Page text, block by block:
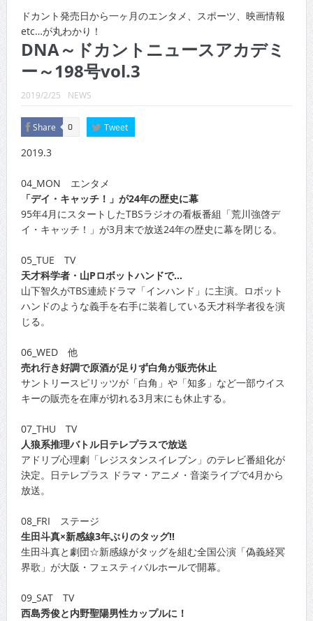
CINEMA×STYLE 289号
CINEMA×STYLE 288号
CINEMA×STYLE 287号
CINEMA×STYLE 285号
CINEMA×STYLE 294号
ドカント発売日から一ヶ月のエンタメ、スポーツ、映画情報
etc…が丸わかり！
DNA～ドカントニュースアカデミ
ー～198号vol.3
2019/2/25 NEWS
Share 0 Tweet
2019.3
04_MON エンタメ
「デイ・キャッチ！」が24年の歴史に幕
95年4月にスタートしたTBSラジオの看板番組「荒川強啓デ
イ・キャッチ！」が3月末で放送24年の歴史に幕を閉じる。
05_TUE TV
天才科学者・山Pロボットハンドで…
山下智久がTBS連続ドラマ「インハンド」に主演。ロボット
ハンドのような義手を右手に装着している天才科学者役を演
じる。
06_WED 他
売れ行き好調で原酒が足りず白角が販売休止
サントリースピリッツが「白角」や「知多」など一部ウイス
キーの販売を在庫が切れる3月末にも休止する。
07_THU TV
人狼系推理バトル日テレプラスで放送
アドリブ心理劇「レジスタンスイレブン」のテレビ番組化が
決定。日テレプラス ドラマ・アニメ・音楽ライブで4月から
放送。
08_FRI ステージ
生田斗真×新感線3年ぶりのタッグ!!
生田斗真と劇団☆新感線がタッグを組む全国公演「偽義経冥
界歌」が大阪・フェスティバルホールで開幕。
09_SAT TV
西島秀俊と内野聖陽男性カップルに！